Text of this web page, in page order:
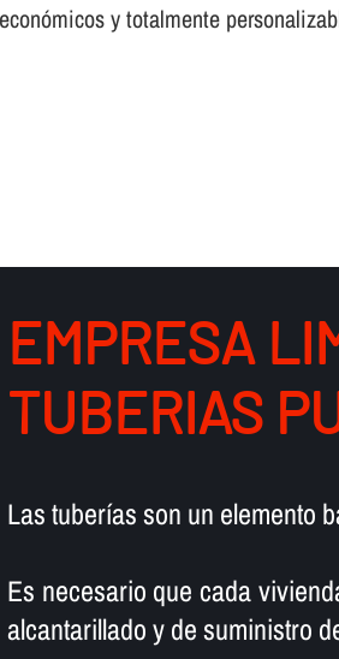
y totalmente
EMPRESA
TUBERIAS
Las tuberí­as son un elemento
Es necesario que cada
alcantarillado y de suministro